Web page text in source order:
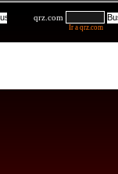
qrz.com
Ir a qrz.com